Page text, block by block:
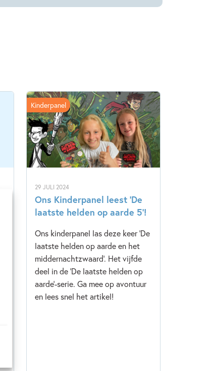
29 JULI 2024
Ons Kinderpanel leest ‘De
laatste helden op aarde 5’!
Ons kinderpanel las deze keer 'De
laatste helden op aarde en het
middernachtzwaard'. Het vijfde
deel in de 'De laatste helden op
aarde'-serie. Ga mee op avontuur
en lees snel het artikel!
Kinderpanel